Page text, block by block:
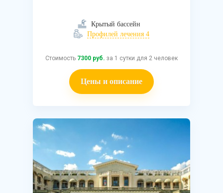
Крытый бассейн
Профилей лечения 4
Стоимость 7300 руб. за 1 сутки для 2 человек
Цены и описание